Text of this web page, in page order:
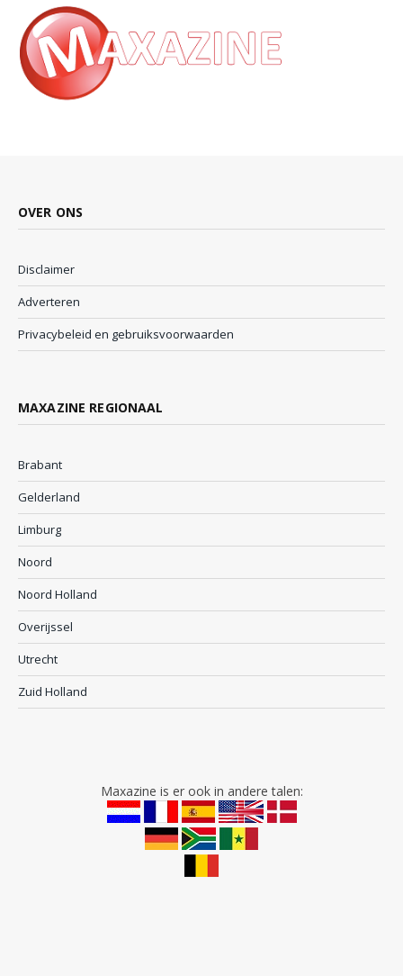
OVER ONS
Disclaimer
Adverteren
Privacybeleid en gebruiksvoorwaarden
MAXAZINE REGIONAAL
Brabant
Gelderland
Limburg
Noord
Noord Holland
Overijssel
Utrecht
Zuid Holland
Maxazine is er ook in andere talen: